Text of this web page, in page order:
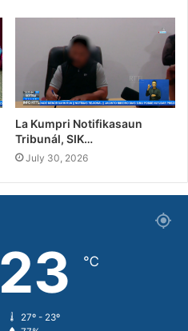
La Kumpri Notifikasaun
Tribunál, SIK…
July 30, 2026
23 ℃
27º - 23º